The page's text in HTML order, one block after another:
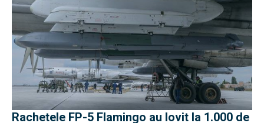
Rachetele FP-5 Flamingo au lovit la 1.000 de